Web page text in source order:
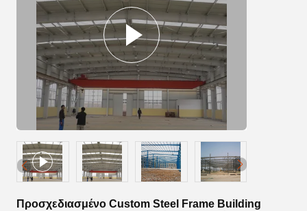
Προσχεδιασμένο Custom Steel Frame Building